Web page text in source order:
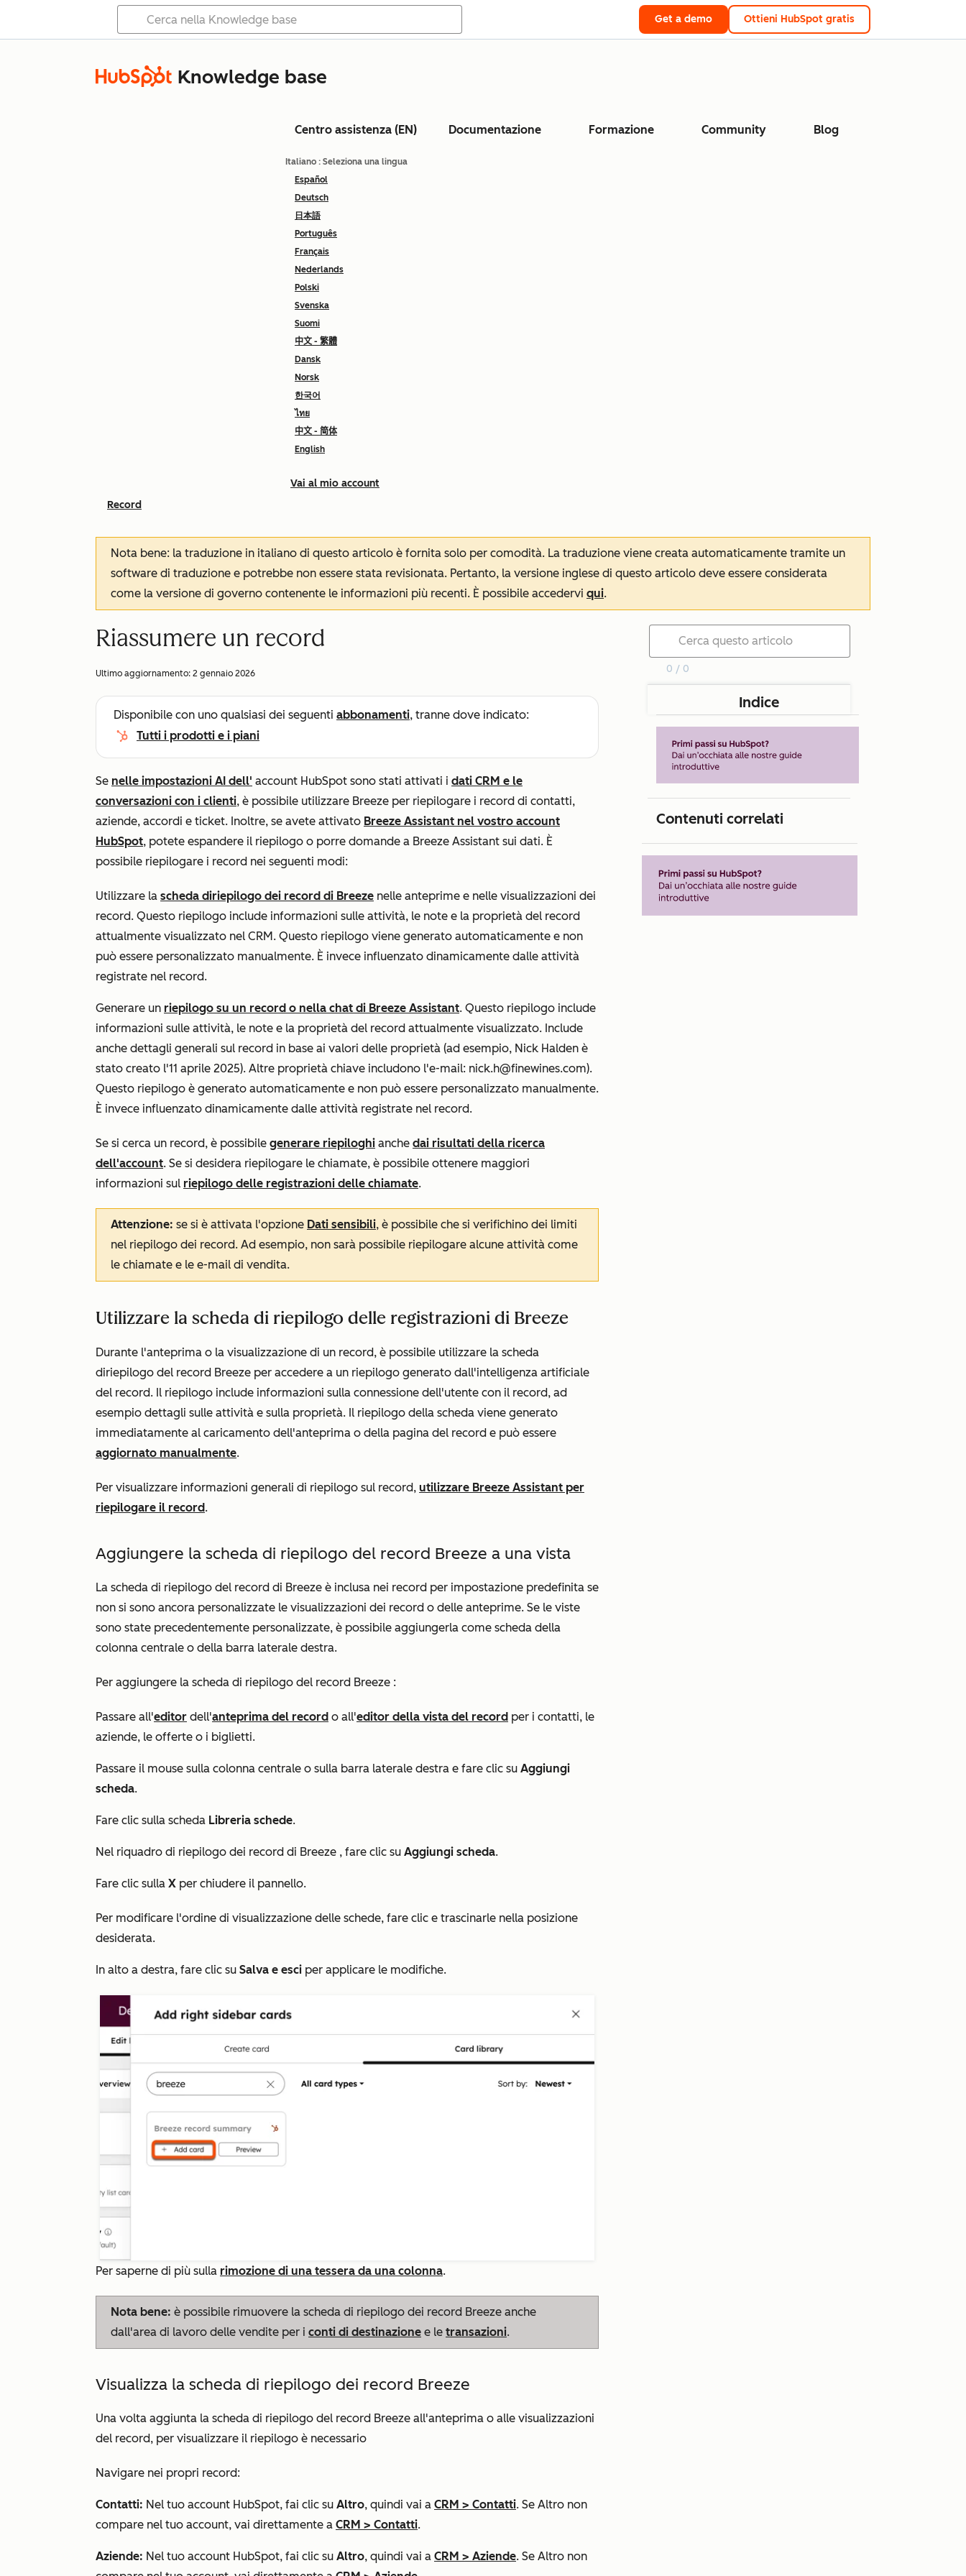
Get a demo Ottieni HubSpot gratis
Knowledge base
Centro assistenza (EN) Documentazione Formazione Community Blog
Italiano : Seleziona una lingua
Español
Deutsch
日本語
Português
Français
Nederlands
Polski
Svenska
Suomi
中文 - 繁體
Dansk
Norsk
한국어
ไทย
中文 - 简体
English
Vai al mio account
Record
Nota bene: la traduzione in italiano di questo articolo è fornita solo per comodità. La traduzione viene creata automaticamente tramite un
software di traduzione e potrebbe non essere stata revisionata. Pertanto, la versione inglese di questo articolo deve essere considerata
come la versione di governo contenente le informazioni più recenti. È possibile accedervi qui.
Riassumere un record
Ultimo aggiornamento: 2 gennaio 2026
Disponibile con uno qualsiasi dei seguenti abbonamenti, tranne dove indicato:
Tutti i prodotti e i piani
Se nelle impostazioni AI dell' account HubSpot sono stati attivati i dati CRM e le
conversazioni con i clienti, è possibile utilizzare Breeze per riepilogare i record di contatti,
aziende, accordi e ticket. Inoltre, se avete attivato Breeze Assistant nel vostro account
HubSpot, potete espandere il riepilogo o porre domande a Breeze Assistant sui dati. È
possibile riepilogare i record nei seguenti modi:
Utilizzare la scheda diriepilogo dei record di Breeze nelle anteprime e nelle visualizzazioni dei
record. Questo riepilogo include informazioni sulle attività, le note e la proprietà del record
attualmente visualizzato nel CRM. Questo riepilogo viene generato automaticamente e non
può essere personalizzato manualmente. È invece influenzato dinamicamente dalle attività
registrate nel record.
Generare un riepilogo su un record o nella chat di Breeze Assistant. Questo riepilogo include
informazioni sulle attività, le note e la proprietà del record attualmente visualizzato. Include
anche dettagli generali sul record in base ai valori delle proprietà (ad esempio, Nick Halden è
stato creato l'11 aprile 2025). Altre proprietà chiave includono l'e-mail: nick.h@finewines.com).
Questo riepilogo è generato automaticamente e non può essere personalizzato manualmente.
È invece influenzato dinamicamente dalle attività registrate nel record.
Se si cerca un record, è possibile generare riepiloghi anche dai risultati della ricerca
dell'account. Se si desidera riepilogare le chiamate, è possibile ottenere maggiori
informazioni sul riepilogo delle registrazioni delle chiamate.
Attenzione: se si è attivata l'opzione Dati sensibili, è possibile che si verifichino dei limiti
nel riepilogo dei record. Ad esempio, non sarà possibile riepilogare alcune attività come
le chiamate e le e-mail di vendita.
Utilizzare la scheda di riepilogo delle registrazioni di Breeze
Durante l'anteprima o la visualizzazione di un record, è possibile utilizzare la scheda
diriepilogo del record Breeze per accedere a un riepilogo generato dall'intelligenza artificiale
del record. Il riepilogo include informazioni sulla connessione dell'utente con il record, ad
esempio dettagli sulle attività e sulla proprietà. Il riepilogo della scheda viene generato
immediatamente al caricamento dell'anteprima o della pagina del record e può essere
aggiornato manualmente.
Per visualizzare informazioni generali di riepilogo sul record, utilizzare Breeze Assistant per
riepilogare il record.
Aggiungere la scheda di riepilogo del record Breeze a una vista
La scheda di riepilogo del record di Breeze è inclusa nei record per impostazione predefinita se
non si sono ancora personalizzate le visualizzazioni dei record o delle anteprime. Se le viste
sono state precedentemente personalizzate, è possibile aggiungerla come scheda della
colonna centrale o della barra laterale destra.
Per aggiungere la scheda di riepilogo del record Breeze :
Passare all'editor dell'anteprima del record o all'editor della vista del record per i contatti, le
aziende, le offerte o i biglietti.
Passare il mouse sulla colonna centrale o sulla barra laterale destra e fare clic su Aggiungi
scheda.
Fare clic sulla scheda Libreria schede.
Nel riquadro di riepilogo dei record di Breeze , fare clic su Aggiungi scheda.
Fare clic sulla X per chiudere il pannello.
Per modificare l'ordine di visualizzazione delle schede, fare clic e trascinarle nella posizione
desiderata.
In alto a destra, fare clic su Salva e esci per applicare le modifiche.
Per saperne di più sulla rimozione di una tessera da una colonna.
Nota bene: è possibile rimuovere la scheda di riepilogo dei record Breeze anche
dall'area di lavoro delle vendite per i conti di destinazione e le transazioni.
Visualizza la scheda di riepilogo dei record Breeze
Una volta aggiunta la scheda di riepilogo del record Breeze all'anteprima o alle visualizzazioni
del record, per visualizzare il riepilogo è necessario
Navigare nei propri record:
Contatti: Nel tuo account HubSpot, fai clic su Altro, quindi vai a CRM > Contatti. Se Altro non
compare nel tuo account, vai direttamente a CRM > Contatti.
Aziende: Nel tuo account HubSpot, fai clic su Altro, quindi vai a CRM > Aziende. Se Altro non
0 / 0
Indice
Contenuti correlati